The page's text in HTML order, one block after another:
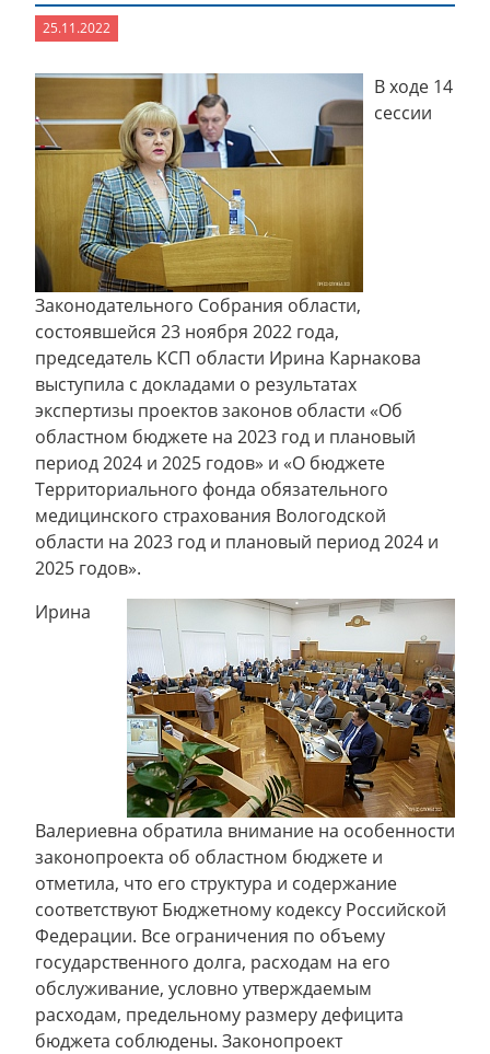
25.11.2022
В ходе 14
сессии
Законодательного Собрания области,
состоявшейся 23 ноября 2022 года,
председатель КСП области Ирина Карнакова
выступила с докладами о результатах
экспертизы проектов законов области «Об
областном бюджете на 2023 год и плановый
период 2024 и 2025 годов» и «О бюджете
Территориального фонда обязательного
медицинского страхования Вологодской
области на 2023 год и плановый период 2024 и
2025 годов».
Ирина
Валериевна обратила внимание на особенности
законопроекта об областном бюджете и
отметила, что его структура и содержание
соответствуют Бюджетному кодексу Российской
Федерации. Все ограничения по объему
государственного долга, расходам на его
обслуживание, условно утверждаемым
расходам, предельному размеру дефицита
бюджета соблюдены. Законопроект